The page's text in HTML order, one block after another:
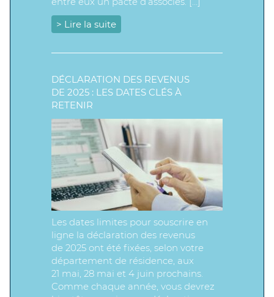
> Lire la suite
DÉCLARATION DES REVENUS
DE 2025 : LES DATES CLÉS À
RETENIR
Les dates limites pour souscrire en
ligne la déclaration des revenus
de 2025 ont été fixées, selon votre
département de résidence, aux
21 mai, 28 mai et 4 juin prochains.
Comme chaque année, vous devrez